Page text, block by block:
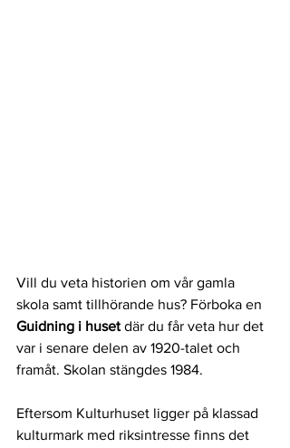
Vill du veta historien om vår gamla
skola samt tillhörande hus? Förboka en
Guidning i huset där du får veta hur det
var i senare delen av 1920-talet och
framåt. Skolan stängdes 1984.
Eftersom Kulturhuset ligger på klassad
kulturmark med riksintresse finns det